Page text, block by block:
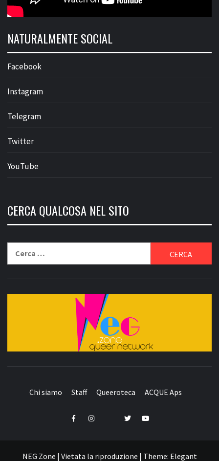
NATURALMENTE SOCIAL
Facebook
Instagram
Telegram
Twitter
YouTube
CERCA QUALCOSA NEL SITO
per:
Chi siamo Staff Queeroteca ACQUE Aps
FacebookInstagram TwitterYouTube
NEG Zone | Vietata la riproduzione | Theme: Elegant